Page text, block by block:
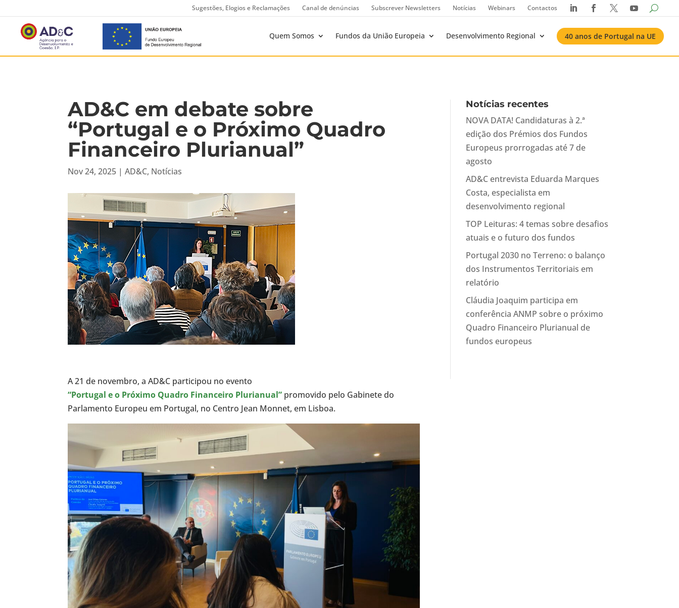
Sugestões, Elogios e Reclamações Canal de denúncias Subscrever Newsletters Notícias Webinars Contactos    
Quem Somos Fundos da União Europeia Desenvolvimento Regional 40 anos de Portugal na UE
AD&C em debate sobre
“Portugal e o Próximo Quadro
Financeiro Plurianual”
Nov 24, 2025 |AD&C, Notícias
A 21 de novembro, a AD&C participou no evento
“Portugal e o Próximo Quadro Financeiro Plurianual” promovido pelo Gabinete do
Parlamento Europeu em Portugal, no Centro Jean Monnet, em Lisboa.
Notícias recentes
NOVA DATA! Candidaturas à 2.ª
edição dos Prémios dos Fundos
Europeus prorrogadas até 7 de
agosto
AD&C entrevista Eduarda Marques
Costa, especialista em
desenvolvimento regional
TOP Leituras: 4 temas sobre desafios
atuais e o futuro dos fundos
Portugal 2030 no Terreno: o balanço
dos Instrumentos Territoriais em
relatório
Cláudia Joaquim participa em
conferência ANMP sobre o próximo
Quadro Financeiro Plurianual de
fundos europeus